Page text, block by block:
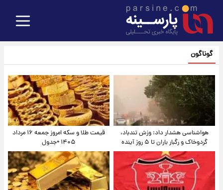
گوناگون
هواشناسی هشدار داد: وزش تندباد،
گردوخاک و رگبار باران تا ۵ روز آینده
قیمت طلا و سکه امروز جمعه ۱۶ مرداد
۱۴۰۵ +جدول